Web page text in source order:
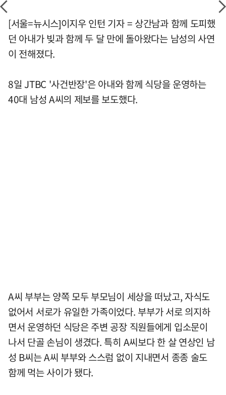
[서울=뉴시스]이지우 인턴 기자 = 상간남과 함께 도피했
던 아내가 빚과 함께 두 달 만에 돌아왔다는 남성의 사연
이 전해졌다.
8일 JTBC '사건반장'은 아내와 함께 식당을 운영하는
40대 남성 A씨의 제보를 보도했다.
A씨 부부는 양쪽 모두 부모님이 세상을 떠났고, 자식도
없어서 서로가 유일한 가족이었다. 부부가 서로 의지하
면서 운영하던 식당은 주변 공장 직원들에게 입소문이
나서 단골 손님이 생겼다. 특히 A씨보다 한 살 연상인 남
성 B씨는 A씨 부부와 스스럼 없이 지내면서 종종 술도
함께 먹는 사이가 됐다.